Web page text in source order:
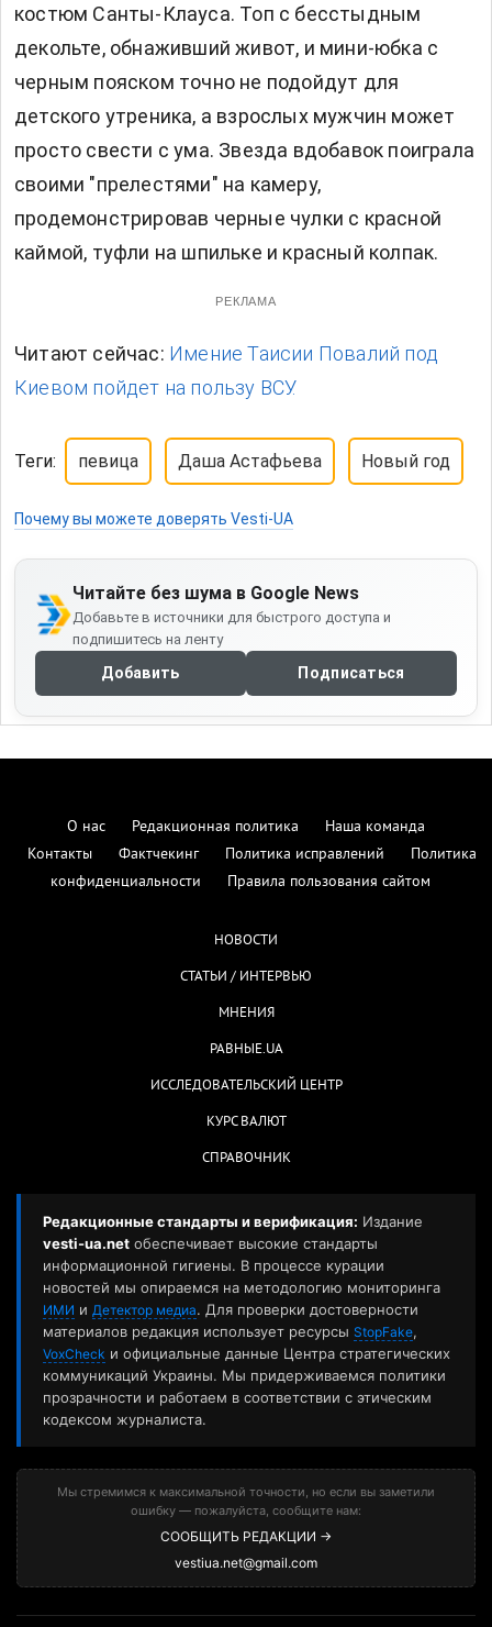
костюм Санты-Клауса. Топ с бесстыдным
декольте, обнаживший живот, и мини-юбка с
черным пояском точно не подойдут для
детского утреника, а взрослых мужчин может
просто свести с ума. Звезда вдобавок поиграла
своими "прелестями" на камеру,
продемонстрировав черные чулки с красной
каймой, туфли на шпильке и красный колпак.
РЕКЛАМА
Читают сейчас: Имение Таисии Повалий под
Киевом пойдет на пользу ВСУ.
Теги: певица Даша Астафьева Новый год
Почему вы можете доверять Vesti-UA
Читайте без шума в Google News
Добавьте в источники для быстрого доступа и
подпишитесь на ленту
Добавить Подписаться
О нас Редакционная политика
Наша команда
Контакты
Фактчекинг Политика исправлений
Политика
конфиденциальности
Правила пользования сайтом
НОВОСТИ
СТАТЬИ / ИНТЕРВЬЮ
МНЕНИЯ
РАВНЫЕ.UA
ИССЛЕДОВАТЕЛЬСКИЙ ЦЕНТР
КУРС ВАЛЮТ
СПРАВОЧНИК
Редакционные стандарты и верификация: Издание
vesti-ua.net обеспечивает высокие стандарты
информационной гигиены. В процессе курации
новостей мы опираемся на методологию мониторинга
ИМИ и Детектор медиа. Для проверки достоверности
материалов редакция использует ресурсы StopFake,
VoxCheck и официальные данные Центра стратегических
коммуникаций Украины. Мы придерживаемся политики
прозрачности и работаем в соответствии с этическим
кодексом журналиста.
Мы стремимся к максимальной точности, но если вы заметили
ошибку — пожалуйста, сообщите нам:
СООБЩИТЬ РЕДАКЦИИ →
vestiua.net@gmail.com